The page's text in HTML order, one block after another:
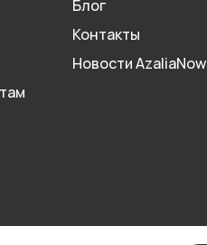
Блог
Контакты
Новости AzaliaNow